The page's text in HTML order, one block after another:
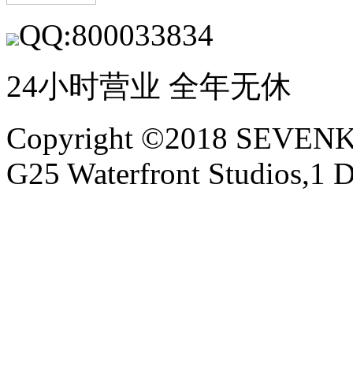
QQ:800033834
24小时营业 全年无休
Copyright ©2018
G25 Waterfront Studios,1